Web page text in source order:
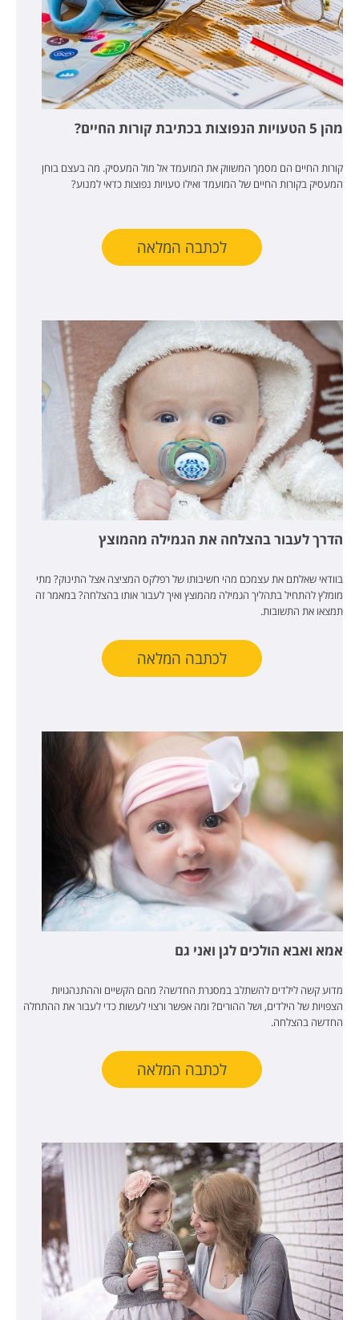
מהן 5 הטעויות הנפוצות בכתיבת קורות החיים?
קורות החיים הם מסמך המשווק את המועמד אל מול המעסיק. מה בעצם בוחן
המעסיק בקורות החיים של המועמד ואילו טעויות נפוצות כדאי למנוע?
לכתבה המלאה
הדרך לעבור בהצלחה את הגמילה מהמוצץ
בוודאי שאלתם את עצמכם מהי חשיבותו של רפלקס המציצה אצל התינוק? מתי
מומלץ להתחיל בתהליך הגמילה מהמוצץ ואיך לעבור אותו בהצלחה? במאמר זה
תמצאו את התשובות.
לכתבה המלאה
אמא ואבא הולכים לגן ואני גם
מדוע קשה לילדים להשתלב במסגרת החדשה? מהם הקשיים וההתנהגויות
הצפויות של הילדים, ושל ההורים? ומה אפשר ורצוי לעשות כדי לעבור את ההתחלה
החדשה בהצלחה.
לכתבה המלאה